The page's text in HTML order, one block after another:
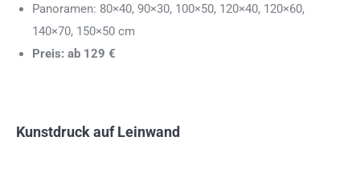
Panoramen: 80×40, 90×30, 100×50, 120×40, 120×60,
140×70, 150×50 cm
Preis: ab 129 €
Kunstdruck auf Leinwand